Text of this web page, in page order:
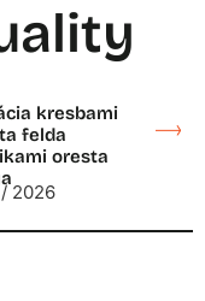
kresbami
felda
oresta
2026